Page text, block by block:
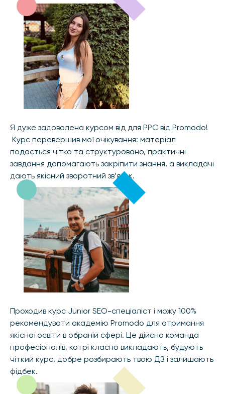
Я дуже задоволена курсом від для PPC від Promodo!
Курс перевершив мої очікування: матеріал
подається чітко та структуровано, практичні
завдання допомагають закріпити знання, а викладачі
дають якісний зворотний зв’язок.
Проходив курс Junior SEO-спеціаліст і можу 100%
рекомендувати академію Promodo для отримання
якісної освіти в обраній сфері. Це дійсно команда
професіоналів, котрі класно викладають, будують
чіткий курс, добре розбирають твою ДЗ і залишають
фідбек.